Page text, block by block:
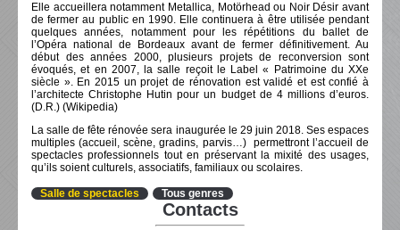
Elle accueillera notamment Metallica, Motörhead ou Noir Désir avant
de fermer au public en 1990. Elle continuera à être utilisée pendant
quelques années, notamment pour les répétitions du ballet de
l’Opéra national de Bordeaux avant de fermer définitivement. Au
début des années 2000, plusieurs projets de reconversion sont
évoqués, et en 2007, la salle reçoit le Label « Patrimoine du XXe
siècle ». En 2015 un projet de rénovation est validé et est confié à
l’architecte Christophe Hutin pour un budget de 4 millions d’euros.
(D.R.) (Wikipedia)
La salle de fête rénovée sera inaugurée le 29 juin 2018. Ses espaces
multiples (accueil, scène, gradins, parvis…) permettront l’accueil de
spectacles professionnels tout en préservant la mixité des usages,
qu’ils soient culturels, associatifs, familiaux ou scolaires.
Salle de spectacles Tous genres
Contacts